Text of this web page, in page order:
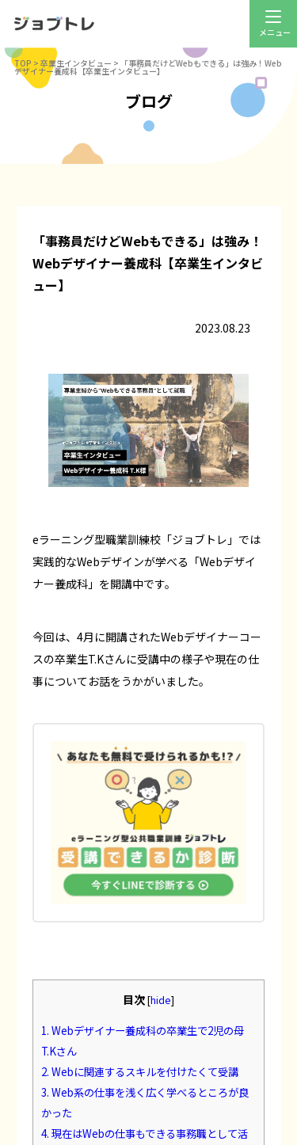
TOP > 卒業生インタビュー > 「事務員だけどWebもできる」は強み！Web
デザイナー養成科【卒業生インタビュー】
ブログ
「事務員だけどWebもできる」は強み！
Webデザイナー養成科【卒業生インタビ
ュー】
2023.08.23
eラーニング型職業訓練校「ジョブトレ」では
実践的なWebデザインが学べる「Webデザイ
ナー養成科」を開講中です。
今回は、4月に開講されたWebデザイナーコー
スの卒業生T.Kさんに受講中の様子や現在の仕
事についてお話をうかがいました。
目次[hide]
1. Webデザイナー養成科の卒業生で2児の母
T.Kさん
2. Webに関連するスキルを付けたくて受講
3. Web系の仕事を浅く広く学べるところが良
かった
4. 現在はWebの仕事もできる事務職として活